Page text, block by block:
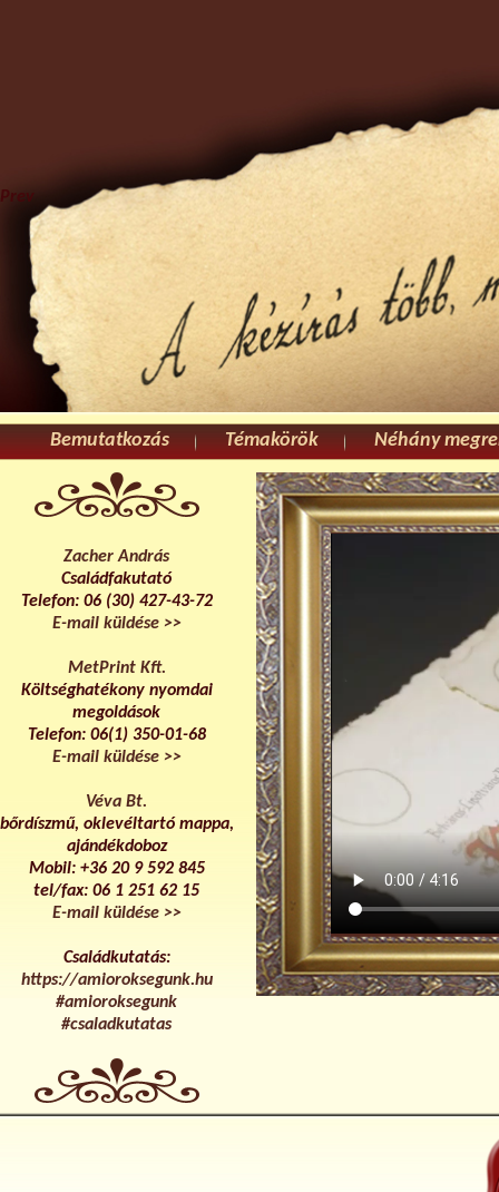
Prev
Bemutatkozás Témakörök Néhány
Zacher András
Családfakutató
Telefon: 06 (30) 427-43-72
E-mail küldése >>
MetPrint Kft.
Költséghatékony nyomdai
megoldások
Telefon: 06(1) 350-01-68
E-mail küldése >>
Véva Bt.
bőrdíszmű, oklevéltartó mappa,
ajándékdoboz
Mobil: +36 20 9 592 845
tel/fax: 06 1 251 62 15
E-mail küldése >>
Családkutatás:
https://amioroksegunk.hu
#amioroksegunk
#csaladkutatas